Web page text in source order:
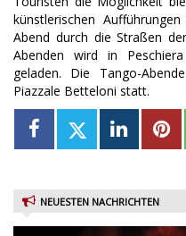
künstlerischen
Abend durch die Straßen
Abenden wird in
geladen. Die Tango-
Piazzale Betteloni statt.
NEUESTEN NACHRICHTEN